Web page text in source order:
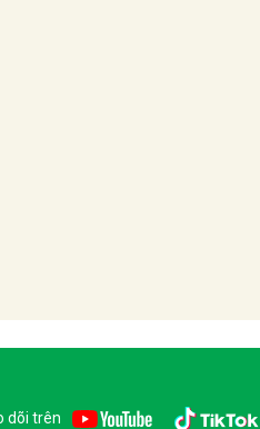
dõi trên